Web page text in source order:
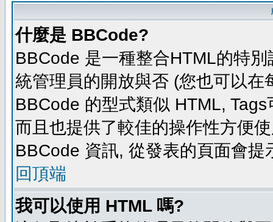
什麼是 BBCode?
BBCode 是一種整合HTML的特
統管理員的開放與否 (您也可以
BBCode 的型式類似 HTML,
而且也提供了較佳的操作性方便
BBCode 資訊, 從發表的頁面會提
回頂端
我可以使用 HTML 嗎?